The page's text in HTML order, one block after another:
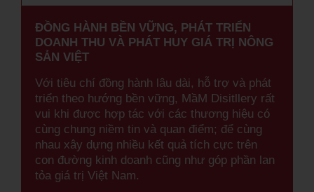
ĐỒNG HÀNH BỀN VỮNG, PHÁT TRIỂN
DOANH THU VÀ PHÁT HUY GIÁ TRỊ NÔNG
SẢN VIỆT
Với tiêu chí đồng hành lâu dài, hỗ trợ và phát
triển theo hướng bền vững, MầM Disitllery rất
vui khi được hợp tác với các thương hiệu có
cùng chung niềm tin và quan điểm; để cùng
nhau xây dựng nhiều kết quả tích cực trên
con đường kinh doanh cũng như góp phần lan
tỏa giá trị Việt Nam.